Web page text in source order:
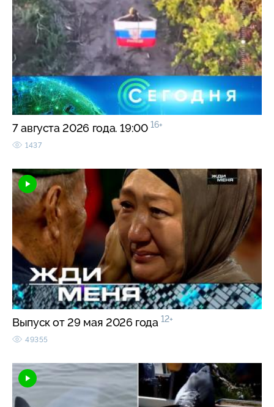
7 августа 2026 года. 19:00 16+
1437
Выпуск от 29 мая 2026 года 12+
49355